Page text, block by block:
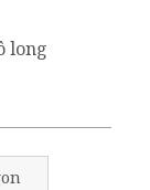
long